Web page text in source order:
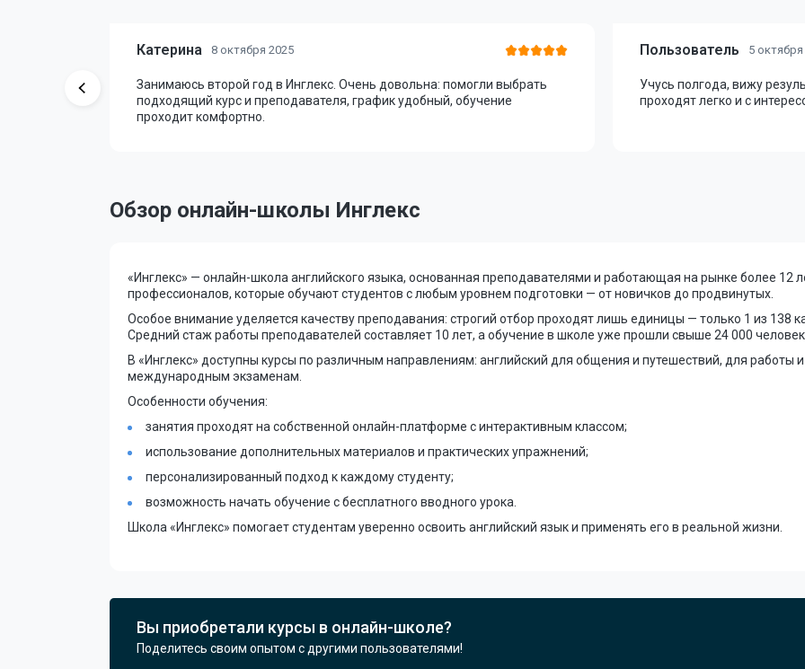
Катерина 8 октября 2025
Занимаюсь второй год в Инглекс. Очень довольна: помогли выбрать
подходящий курс и преподавателя, график удобный, обучение
проходит комфортно.
Пользователь 5
Учусь полгода, вижу
проходят легко и с
Обзор онлайн-школы Инглекс
«Инглекс» — онлайн-школа английского языка, основанная преподавателями и работающая на рынке более 12
профессионалов, которые обучают студентов с любым уровнем подготовки — от новичков до продвинутых.
Особое внимание уделяется качеству преподавания: строгий отбор проходят лишь единицы — только 1 из 138
Средний стаж работы преподавателей составляет 10 лет, а обучение в школе уже прошли свыше 24 000 человек.
В «Инглекс» доступны курсы по различным направлениям: английский для общения и путешествий, для работы
международным экзаменам.
Особенности обучения:
занятия проходят на собственной онлайн-платформе с интерактивным классом;
использование дополнительных материалов и практических упражнений;
персонализированный подход к каждому студенту;
возможность начать обучение с бесплатного вводного урока.
Школа «Инглекс» помогает студентам уверенно освоить английский язык и применять его в реальной жизни.
Вы приобретали курсы в онлайн-школе?
Поделитесь своим опытом с другими пользователями!